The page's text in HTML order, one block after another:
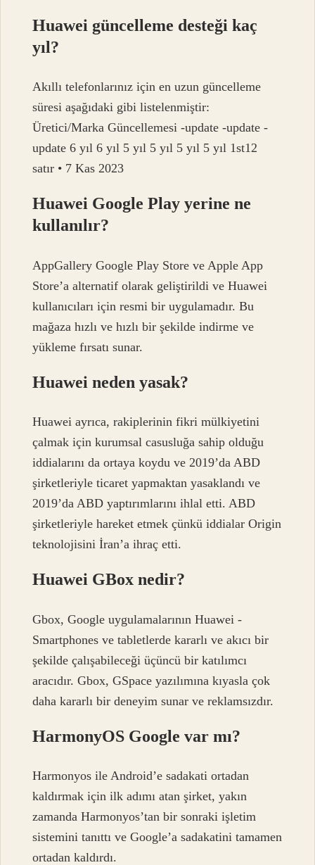
Huawei güncelleme desteği kaç
yıl?
Akıllı telefonlarınız için en uzun güncelleme
süresi aşağıdaki gibi listelenmiştir:
Üretici/Marka Güncellemesi -update -update -
update 6 yıl 6 yıl 5 yıl 5 yıl 5 yıl 5 yıl 1st12
satır • 7 Kas 2023
Huawei Google Play yerine ne
kullanılır?
AppGallery Google Play Store ve Apple App
Store’a alternatif olarak geliştirildi ve Huawei
kullanıcıları için resmi bir uygulamadır. Bu
mağaza hızlı ve hızlı bir şekilde indirme ve
yükleme fırsatı sunar.
Huawei neden yasak?
Huawei ayrıca, rakiplerinin fikri mülkiyetini
çalmak için kurumsal casusluğa sahip olduğu
iddialarını da ortaya koydu ve 2019’da ABD
şirketleriyle ticaret yapmaktan yasaklandı ve
2019’da ABD yaptırımlarını ihlal etti. ABD
şirketleriyle hareket etmek çünkü iddialar Origin
teknolojisini İran’a ihraç etti.
Huawei GBox nedir?
Gbox, Google uygulamalarının Huawei -
Smartphones ve tabletlerde kararlı ve akıcı bir
şekilde çalışabileceği üçüncü bir katılımcı
aracıdır. Gbox, GSpace yazılımına kıyasla çok
daha kararlı bir deneyim sunar ve reklamsızdır.
HarmonyOS Google var mı?
Harmonyos ile Android’e sadakati ortadan
kaldırmak için ilk adımı atan şirket, yakın
zamanda Harmonyos’tan bir sonraki işletim
sistemini tanıttı ve Google’a sadakatini tamamen
ortadan kaldırdı.